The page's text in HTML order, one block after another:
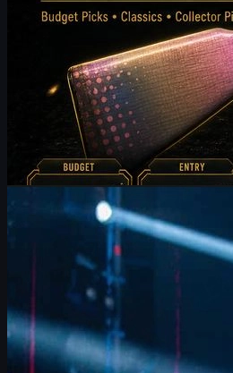
Johnson
Counter-Strike 2tháng 6 17, 2026
FalleN và FURIA tại IEM
và meta CS2 skins
Phỏng vấn FalleN về chặng cuối sự
IEM Cologne, điều chỉnh chiến thuật
skins dành cho game thủ Việt.
tháng 6 17, 2026